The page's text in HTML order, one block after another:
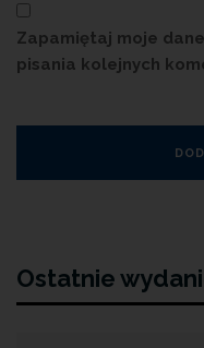
Zapamiętaj moje
pisania kolejnych
Ostatnie